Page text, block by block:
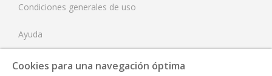
Condiciones generales de uso
Ayuda
Tarifas
Cookies para una navegación óptima